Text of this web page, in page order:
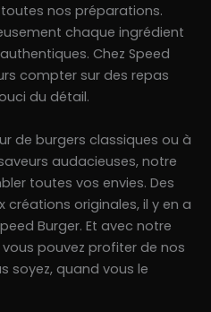
nos préparations.
chaque ingrédient
Chez Speed
compter sur des repas
du détail.
de burgers classiques ou à
audacieuses, notre
toutes vos envies. Des
originales, il y en a
Burger. Et avec notre
pouvez profiter de nos
soyez, quand vous le